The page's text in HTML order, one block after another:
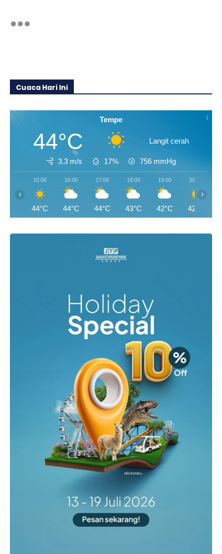
Cuaca Hari Ini
Tempe
44°C Langit cerah
3.3 m/s 17% 756 mmHg
15:00
44°C
16:00
44°C
17:00
44°C
18:00
43°C
19:00
42°C
20:00
42°C
‹ ›